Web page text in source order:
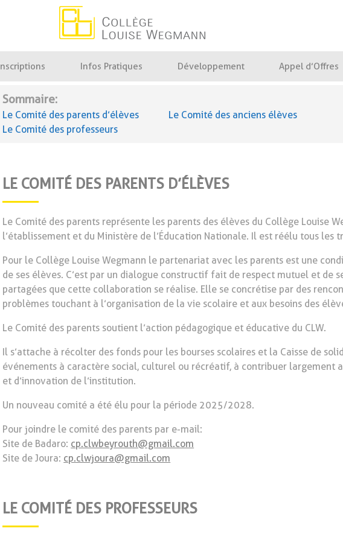
Collège Louise Wegmann
Inscriptions Infos Pratiques Développement Appel d’Offres
Sommaire:
Le Comité des parents d’élèves
Le Comité des professeurs
Le Comité des anciens élèves
LE COMITÉ DES PARENTS D’ÉLÈVES
Le Comité des parents représente les parents des élèves du Collège Louise
l’établissement et du Ministère de l’Éducation Nationale. Il est réélu tous les
Pour le Collège Louise Wegmann le partenariat avec les parents est une
de ses élèves. C’est par un dialogue constructif fait de respect mutuel et de
partagées que cette collaboration se réalise. Elle se concrétise par des
problèmes touchant à l’organisation de la vie scolaire et aux besoins des
Le Comité des parents soutient l’action pédagogique et éducative du CLW.
Il s’attache à récolter des fonds pour les bourses scolaires et la Caisse de
événements à caractère social, culturel ou récréatif, à contribuer largement
et d’innovation de l’institution.
Un nouveau comité a été élu pour la période 2025/2028.
Pour joindre le comité des parents par e-mail:
Site de Badaro: cp.clwbeyrouth@gmail.com
Site de Joura: cp.clwjoura@gmail.com
LE COMITÉ DES PROFESSEURS